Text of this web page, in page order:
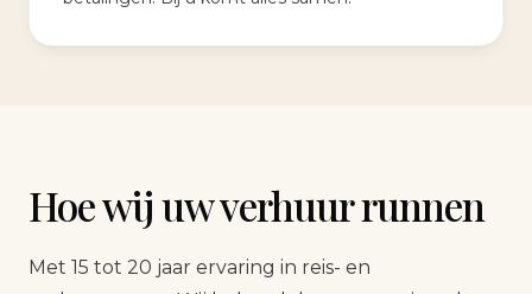
Hoe wij uw verhuur runnen
Met 15 tot 20 jaar ervaring in reis- en